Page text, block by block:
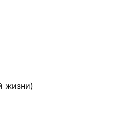
жизни)